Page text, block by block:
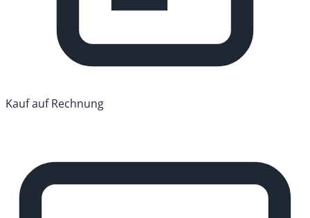
Kauf auf Rechnung